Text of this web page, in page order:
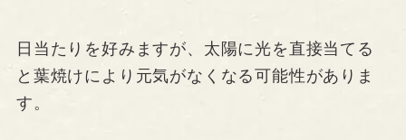
日当たりを好みますが、太陽に光を直接当てる
と葉焼けにより元気がなくなる可能性がありま
す。